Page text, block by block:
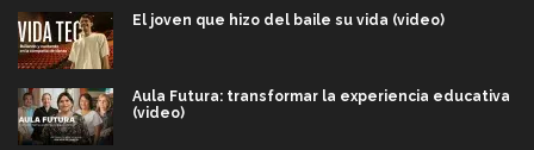
El joven que hizo del baile su vida (video)
Aula Futura: transformar la experiencia educativa
(video)